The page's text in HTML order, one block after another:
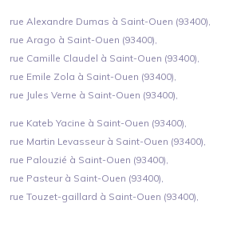
rue Alexandre Dumas à Saint-Ouen (93400),
rue Arago à Saint-Ouen (93400),
rue Camille Claudel à Saint-Ouen (93400),
rue Emile Zola à Saint-Ouen (93400),
rue Jules Verne à Saint-Ouen (93400),
rue Kateb Yacine à Saint-Ouen (93400),
rue Martin Levasseur à Saint-Ouen (93400),
rue Palouzié à Saint-Ouen (93400),
rue Pasteur à Saint-Ouen (93400),
rue Touzet-gaillard à Saint-Ouen (93400),